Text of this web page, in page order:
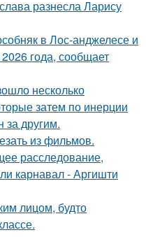
разнесла Ларису
в Лос-анджелесе и
года, сообщает
несколько
затем по инерции
за другим.
из фильмов.
расследование,
карнавал - Аргишти
лицом, будто